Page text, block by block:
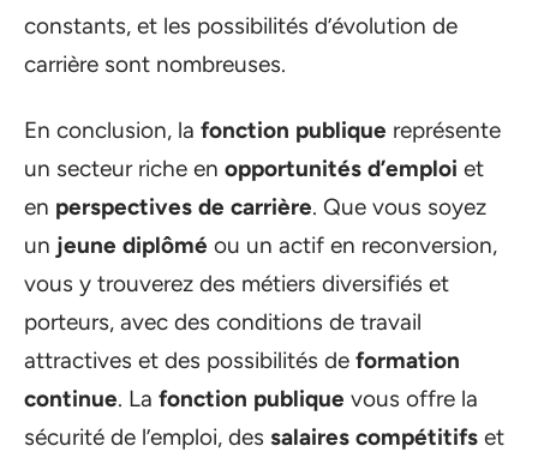
constants, et les possibilités d’évolution de
carrière sont nombreuses.
En conclusion, la fonction publique représente
un secteur riche en opportunités d’emploi et
en perspectives de carrière. Que vous soyez
un jeune diplômé ou un actif en reconversion,
vous y trouverez des métiers diversifiés et
porteurs, avec des conditions de travail
attractives et des possibilités de formation
continue. La fonction publique vous offre la
sécurité de l’emploi, des salaires compétitifs et